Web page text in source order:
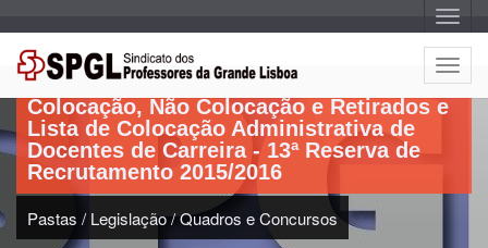
A
l
t
e
r
a
g
A
l
t
a
Artigo:
Publicitação das listas definitivas de
Colocação, Não Colocação e Retirados e
Lista de Colocação Administrativa de
Docentes de Carreira - 13ª Reserva de
Recrutamento 2015/2016
Pastas / Legislação/Quadros e Concursos